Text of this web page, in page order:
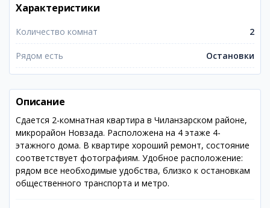
Характеристики
Количество комнат 2
Рядом есть Остановки
Описание
Сдается 2-комнатная квартира в Чиланзарском районе,
микрорайон Новзада. Расположена на 4 этаже 4-
этажного дома. В квартире хороший ремонт, состояние
соответствует фотографиям. Удобное расположение:
рядом все необходимые удобства, близко к остановкам
общественного транспорта и метро.